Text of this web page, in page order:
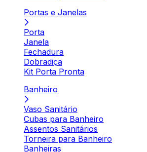
Portas e Janelas
Porta
Janela
Fechadura
Dobradiça
Kit Porta Pronta
Banheiro
Vaso Sanitário
Cubas para Banheiro
Assentos Sanitários
Torneira para Banheiro
Banheiras